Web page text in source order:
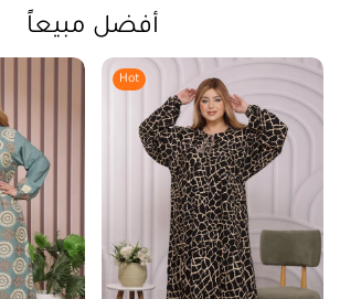
أفضل مبيعاً
Hot